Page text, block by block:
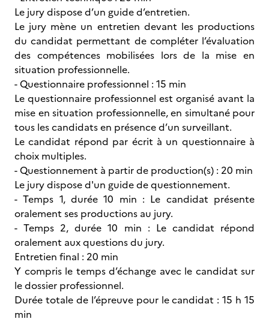
Le jury dispose d’un guide d’entretien.
Le jury mène un entretien devant les productions
du candidat permettant de compléter l’évaluation
des compétences mobilisées lors de la mise en
situation professionnelle.
- Questionnaire professionnel : 15 min
Le questionnaire professionnel est organisé avant la
mise en situation professionnelle, en simultané pour
tous les candidats en présence d’un surveillant.
Le candidat répond par écrit à un questionnaire à
choix multiples.
- Questionnement à partir de production(s) : 20 min
Le jury dispose d'un guide de questionnement.
- Temps 1, durée 10 min : Le candidat présente
oralement ses productions au jury.
- Temps 2, durée 10 min : Le candidat répond
oralement aux questions du jury.
Entretien final : 20 min
Y compris le temps d’échange avec le candidat sur
le dossier professionnel.
Durée totale de l’épreuve pour le candidat : 15 h 15
min